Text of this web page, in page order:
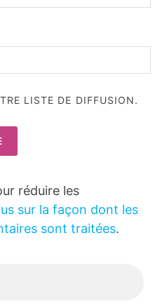
LISTE DE DIFFUSION.
réduire les
sur la façon dont les
sont traitées.